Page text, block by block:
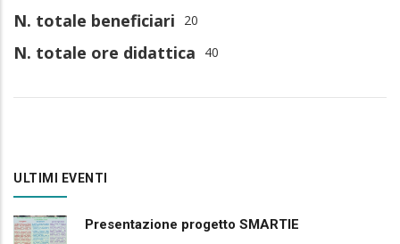
N. totale beneficiari 20
N. totale ore didattica 40
ULTIMI EVENTI
Presentazione progetto SMARTIE